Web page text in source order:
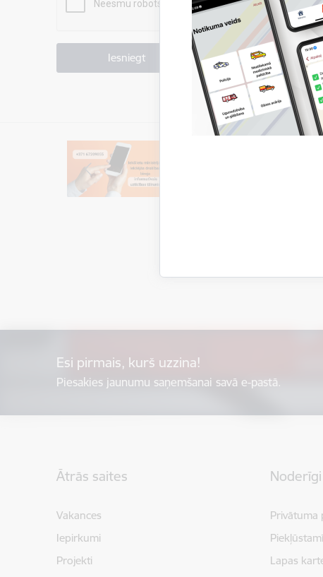
Esi pirmais, kurš uzzina!
Piesakies jaunumu saņemšanai savā e-pastā.
Ātrās saites
Vakances
Iepirkumi
Projekti
Noderīgi
Privātuma
Lapas